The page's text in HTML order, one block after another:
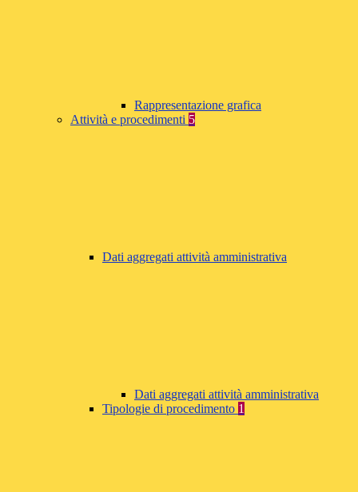
Rappresentazione grafica
Attività e procedimenti 5
Dati aggregati attività amministrativa
Dati aggregati attività amministrativa
Tipologie di procedimento 1